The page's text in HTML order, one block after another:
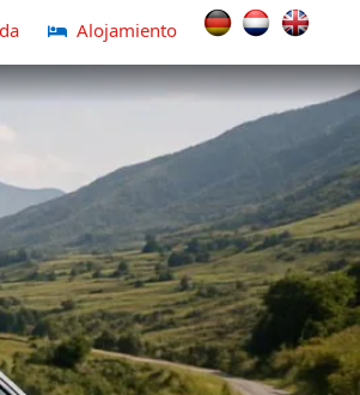
Seleccione su
Alojamiento